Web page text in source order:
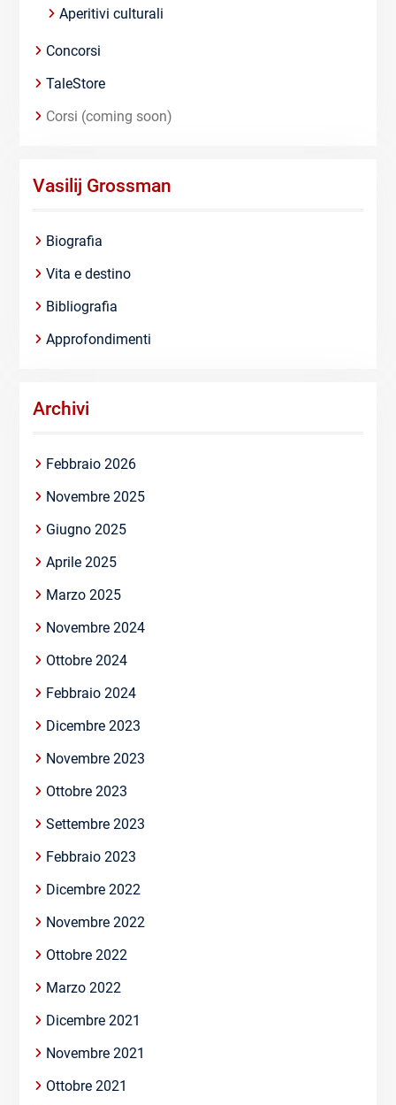
Aperitivi culturali
Concorsi
TaleStore
Corsi (coming soon)
Vasilij Grossman
Biografia
Vita e destino
Bibliografia
Approfondimenti
Archivi
Febbraio 2026
Novembre 2025
Giugno 2025
Aprile 2025
Marzo 2025
Novembre 2024
Ottobre 2024
Febbraio 2024
Dicembre 2023
Novembre 2023
Ottobre 2023
Settembre 2023
Febbraio 2023
Dicembre 2022
Novembre 2022
Ottobre 2022
Marzo 2022
Dicembre 2021
Novembre 2021
Ottobre 2021